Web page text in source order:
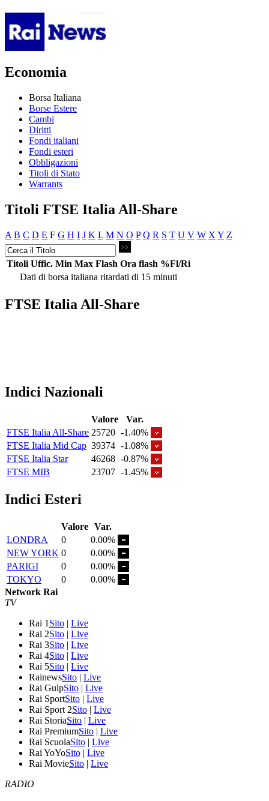
Economia
Borsa Italiana
Borse Estere
Cambi
Diritti
Fondi italiani
Fondi esteri
Obbligazioni
Titoli di Stato
Warrants
Titoli FTSE Italia All-Share
A B C D E F G H I J K L M N O P Q R S T U V W X Y Z
Titoli Uffic. Min Max Flash Ora flash %Fl/Ri
Dati di borsa italiana ritardati di 15 minuti
FTSE Italia All-Share
Indici Nazionali
Valore
Var.
FTSE Italia All-Share 25720 -1.40%
FTSE Italia Mid Cap 39374 -1.08%
FTSE Italia Star
46268 -0.87%
FTSE MIB
23707 -1.45%
Indici Esteri
Valore Var.
LONDRA
0
0.00%
NEW YORK 0
0.00%
PARIGI
0
0.00%
TOKYO
0
0.00%
Network Rai
TV
Rai 1 Sito | Live
Rai 2Sito | Live
Rai 3Sito | Live
Rai 4Sito | Live
Rai 5Sito | Live
RainewsSito | Live
Rai GulpSito | Live
Rai SportSito | Live
Rai Sport 2Sito | Live
Rai StoriaSito | Live
Rai PremiumSito | Live
Rai ScuolaSito | Live
Rai YoYoSito | Live
Rai MovieSito | Live
RADIO